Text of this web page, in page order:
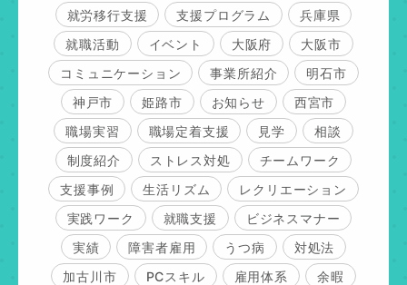
就労移行支援 支援プログラム
兵庫県
就職活動
イベント 大阪府
大阪市
コミュニケーション
事業所紹介
明石市
神戸市
姫路市 お知らせ
西宮市
職場実習
職場定着支援 見学
相談
制度紹介
ストレス対処
チームワーク
支援事例
生活リズム
レクリエーション
実践ワーク
就職支援
ビジネスマナー
実績
障害者雇用 うつ病
対処法
加古川市
PCスキル 雇用体系
余暇